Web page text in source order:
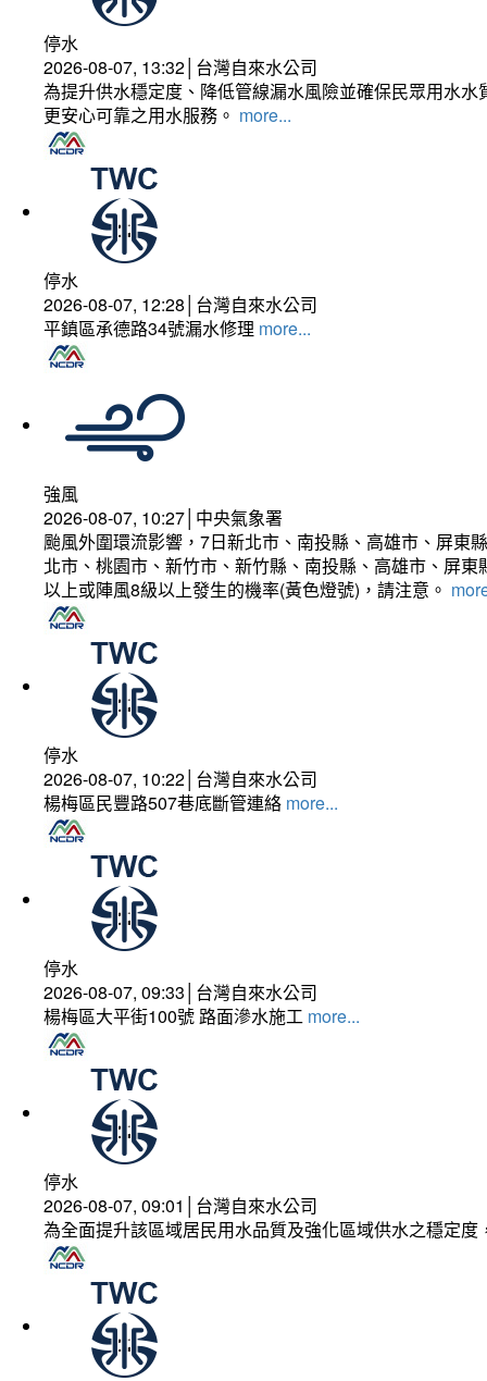
停水
2026-08-07, 13:32│台灣自來水公司
為提升供水穩定度、降低管線漏水風險並確保民眾用水
更安心可靠之用水服務。 more...
停水
2026-08-07, 12:28│台灣自來水公司
平鎮區承德路34號漏水修理 more...
強風
2026-08-07, 10:27│中央氣象署
颱風外圍環流影響，7日新北市、南投縣、高雄市、屏東
北市、桃園市、新竹市、新竹縣、南投縣、高雄市、屏
以上或陣風8級以上發生的機率(黃色燈號)，請注意。
停水
2026-08-07, 10:22│台灣自來水公司
楊梅區民豐路507巷底斷管連絡 more...
停水
2026-08-07, 09:33│台灣自來水公司
楊梅區大平街100號 路面滲水施工 more...
停水
2026-08-07, 09:01│台灣自來水公司
為全面提升該區域居民用水品質及強化區域供水之穩定